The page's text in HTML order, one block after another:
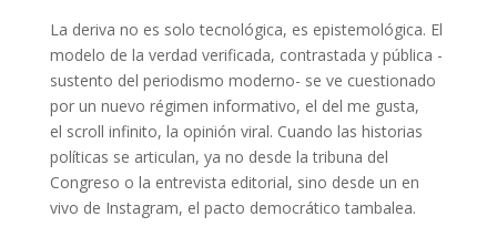
La deriva no es solo tecnológica, es epistemológica. El
modelo de la verdad verificada, contrastada y pública -
sustento del periodismo moderno- se ve cuestionado
por un nuevo régimen informativo, el del me gusta,
el scroll infinito, la opinión viral. Cuando las historias
políticas se articulan, ya no desde la tribuna del
Congreso o la entrevista editorial, sino desde un en
vivo de Instagram, el pacto democrático tambalea.